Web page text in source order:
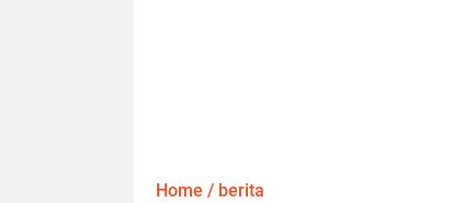
Home / berita